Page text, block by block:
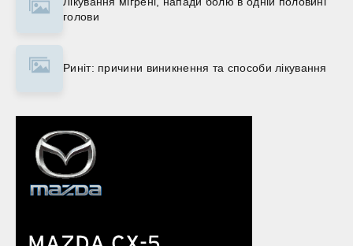
голови
Риніт: причини виникнення та способи лікування